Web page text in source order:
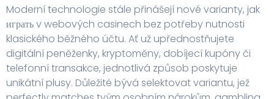
Moderní technologie stále přinášejí nové varianty, jak
играть v webových casinech bez potřeby nutnosti
klasického běžného účtu. Ať už upřednostňujete
digitální peněženky, kryptoměny, dobíjecí kupóny či
telefonní transakce, jednotlivá způsob poskytuje
unikátní plusy. Důležité bývá selektovat variantu, jež